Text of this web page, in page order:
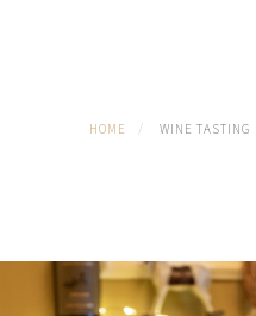
HOME WINE TASTING